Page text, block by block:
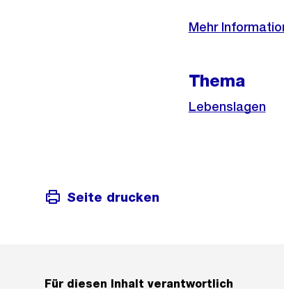
Mehr
Thema
Lebenslagen
Seite drucken
Für diesen Inhalt verantwortlich